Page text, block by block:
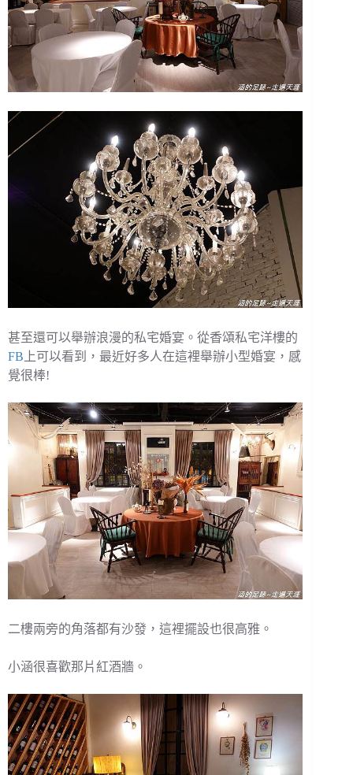
甚至還可以舉辦浪漫的私宅婚宴。從香頌私宅洋樓的
FB 上可以看到，最近好多人在這裡舉辦小型婚宴，感
覺很棒!
二樓兩旁的角落都有沙發，這裡擺設也很高雅。
小涵很喜歡那片紅酒牆。